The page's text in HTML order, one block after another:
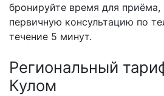
бронируйте время для приёма,
первичную консультацию по
течение 5 минут.
Региональный
Кулом